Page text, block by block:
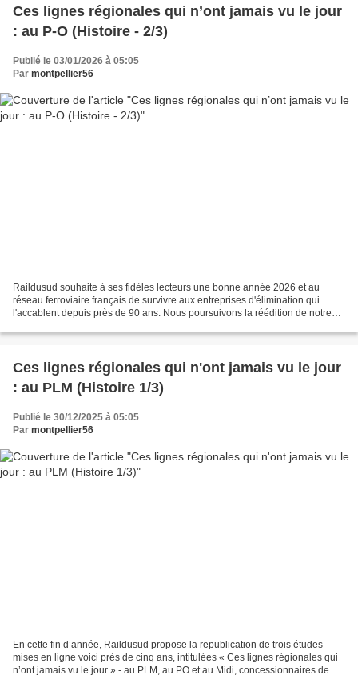
Ces lignes régionales qui n’ont jamais vu le jour
: au P-O (Histoire - 2/3)
Publié le 03/01/2026 à 05:05
Par montpellier56
Raildusud souhaite à ses fidèles lecteurs une bonne année 2026 et au
réseau ferroviaire français de survivre aux entreprises d'élimination qui
l'accablent depuis près de 90 ans. Nous poursuivons la réédition de notre
Ces lignes régionales qui n'ont jamais vu le jour
: au PLM (Histoire 1/3)
Publié le 30/12/2025 à 05:05
Par montpellier56
En cette fin d’année, Raildusud propose la republication de trois études
mises en ligne voici près de cinq ans, intitulées « Ces lignes régionales qui
n’ont jamais vu le jour » - au PLM, au PO et au Midi, concessionnaires de